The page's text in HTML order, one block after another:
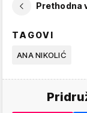
Prethodna
TAGOVI
ANA NIKOLIĆ